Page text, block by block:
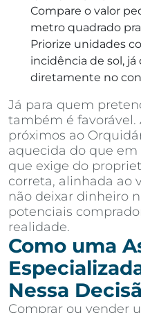
Compare o valor
metro quadrado
Priorize unidades
incidência de sol,
diretamente no
Já para quem
também é favorável.
próximos ao
aquecida do que
que exige do
correta, alinhada ao
não deixar dinheiro
potenciais
realidade.
Como uma
Nessa
Comprar ou vender